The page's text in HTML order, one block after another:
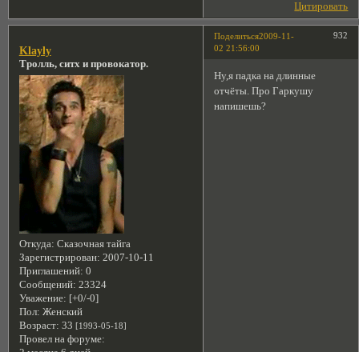
Цитировать
Поделиться 932
2009-11-
02 21:56:00
Klayly
Тролль, ситх и провокатор.
Откуда: Сказочная тайга
Зарегистрирован: 2007-10-11
Приглашений: 0
Сообщений: 23324
Уважение: [+0/-0]
Пол: Женский
Возраст: 33 [1993-05-18]
Провел на форуме:
Ну,я падка на длинные
отчёты. Про Гаркушу
напишешь?